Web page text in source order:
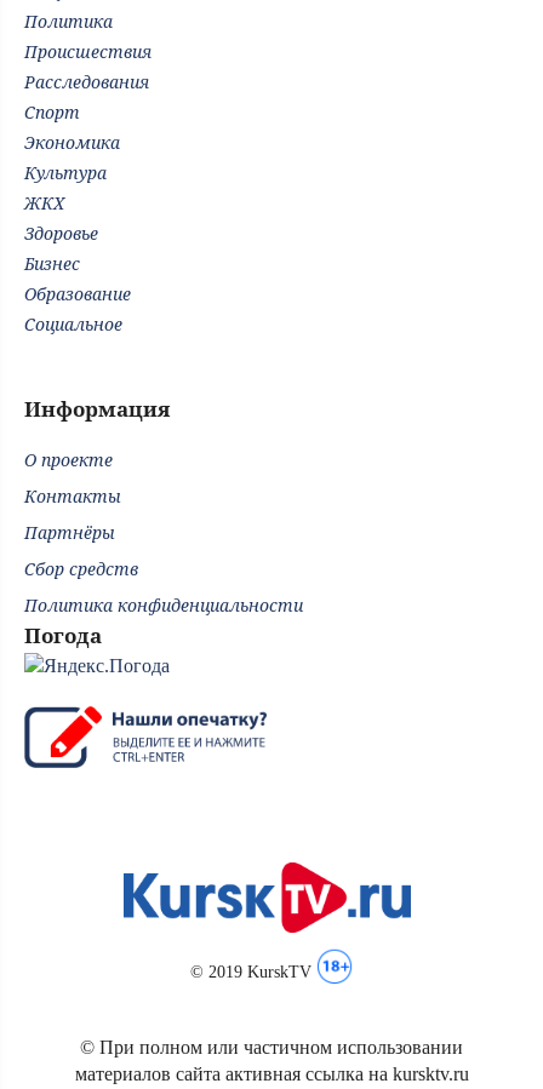
Политика
Происшествия
Расследования
Спорт
Экономика
Культура
ЖКХ
Здоровье
Бизнес
Образование
Социальное
Информация
О проекте
Контакты
Партнёры
Сбор средств
Политика конфиденциальности
Погода
© 2019 KurskTV
© При полном или частичном использовании
материалов сайта активная ссылка на kursktv.ru